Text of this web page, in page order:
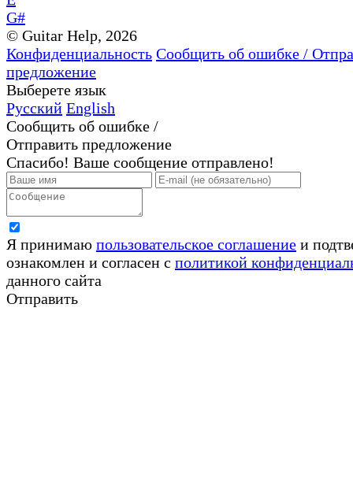
G#
© Guitar Help, 2026
Конфиденциальность Сообщить об ошибке /
предложение
Выберете язык
Русский English
Сообщить об ошибке /
Отправить предложение
Спасибо! Ваше сообщение отправлено!
Я принимаю пользовательское соглашение и
ознакомлен и согласен с политикой
данного сайта
Отправить